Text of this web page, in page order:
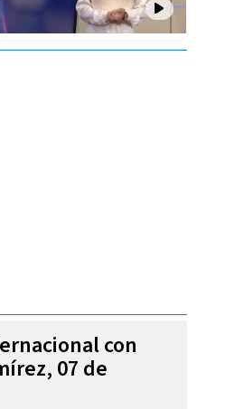
con
07 de